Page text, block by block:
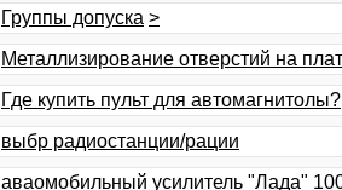
Группы допуска >
Металлизирование отверстий на
Где купить пульт для автомагнитолы?
выбр радиостанции/рации
аваомобильный усилитель "Лада"